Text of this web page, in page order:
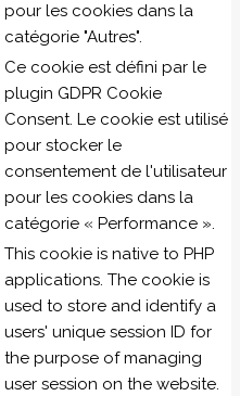
pour les cookies dans la
catégorie "Autres".
Ce cookie est défini par le
plugin GDPR Cookie
Consent. Le cookie est utilisé
pour stocker le
consentement de l'utilisateur
pour les cookies dans la
catégorie « Performance ».
This cookie is native to PHP
applications. The cookie is
used to store and identify a
users' unique session ID for
the purpose of managing
user session on the website.